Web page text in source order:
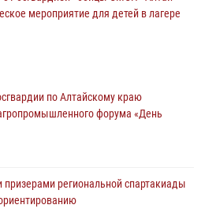
мероприятие для детей в лагере
встречу с юными пограничниками
по Алтайскому краю
форума «День
региональной спартакиады